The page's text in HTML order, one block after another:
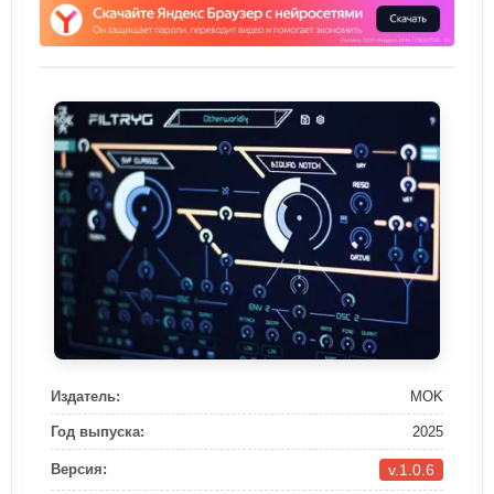
Издатель: MOK
Год выпуска: 2025
Версия: v.1.0.6